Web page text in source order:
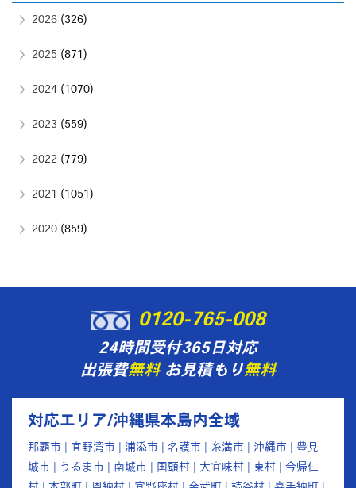
2026 (326)
2025 (871)
2024 (1070)
2023 (559)
2022 (779)
2021 (1051)
2020 (859)
0120-765-008
24時間受付365日対応
出張費無料お見積もり無料
対応エリア/沖縄県本島内全域
那覇市 | 宜野湾市 | 浦添市 | 名護市 | 糸満市 | 沖縄市 | 豊見
城市 | うるま市 | 南城市 | 国頭村 | 大宜味村 | 東村 | 今帰仁